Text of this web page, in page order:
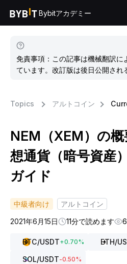
Bybitアカデミー
免責事項：この記事は機械翻訳に
ています。改訂版は後日公開され
Topics アルトコイン
NEM（XEM）の
想通貨（暗号資産
ガイド
中級者向け
アルトコイン
2021年6月15日
11分で読めます
BTC/USDT+0.70% ETH/
SOL/USDT-0.50%